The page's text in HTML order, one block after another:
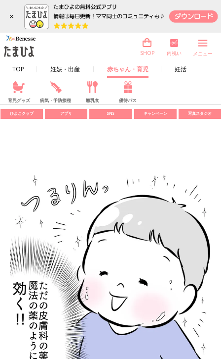
×
TOP 妊娠・出産 赤ちゃん・育児 妊活
SHOP 内祝い メニュー
育児グッズ 病気・予防接種 離乳食 優待パス
ひよこクラブ アプリ SNS キャンペーン 写真スタジオ